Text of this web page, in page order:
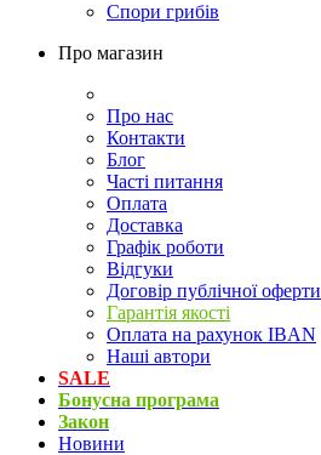
Спори грибів
Про магазин
Про нас
Контакти
Блог
Часті питання
Оплата
Доставка
Графік роботи
Відгуки
Договір публічної оферти
Гарантія якості
Оплата на рахунок IBAN
Наші автори
SALE
Бонусна програма
Закон
Новини